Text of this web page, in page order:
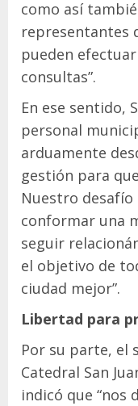
como así
representantes
pueden
consultas”.
En ese sentido,
personal
arduamente
gestión para
Nuestro
conformar una
seguir
el objetivo de
ciudad mejor”.
Libertad para
Por su parte, el
Catedral San
indicó que “nos